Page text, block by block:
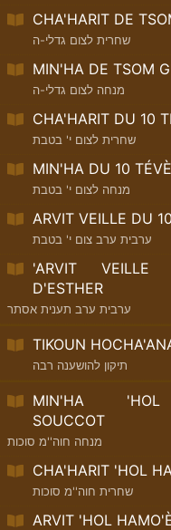
CHA'HARIT DE
שחרית לצום גדלי-ה
MIN'HA DE TSOM
מנחה לצום גדלי-ה
CHA'HARIT DU 10
שחרית לצום י' בטבת
MIN'HA DU 10
מנחה לצום י' בטבת
ARVIT VEILLE DU
ערבית ערב צום י' בטבת
'ARVIT VEILLE
D'ESTHER
ערבית ערב תענית אסתר
TIKOUN
תיקון להושענה רבה
MIN'HA 'HOL
SOUCCOT
מנחה חוה''מ סוכות
CHA'HARIT 'HOL
שחרית חוה''מ סוכות
ARVIT 'HOL